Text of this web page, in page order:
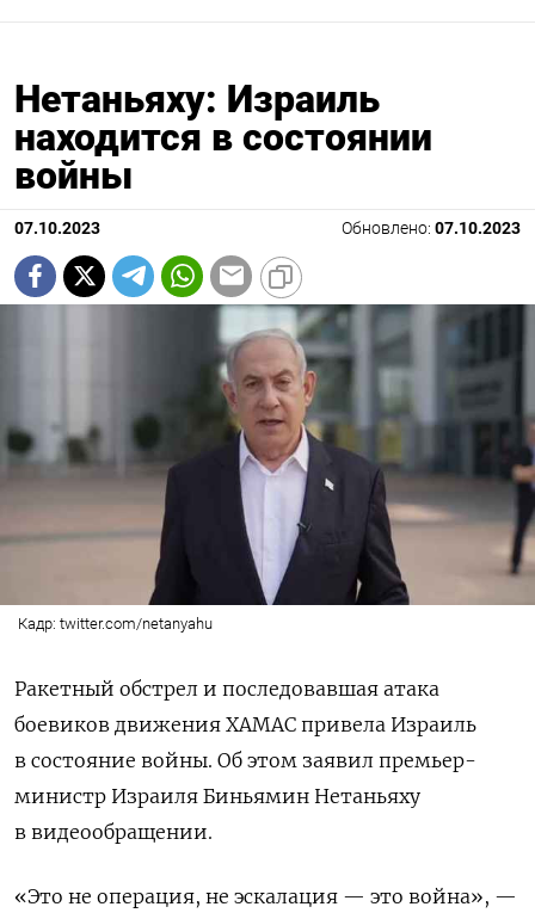
Нетаньяху: Израиль
находится в состоянии
войны
07.10.2023 Обновлено: 07.10.2023
Кадр: twitter.com/netanyahu
Ракетный обстрел и последовавшая атака
боевиков движения ХАМАС привела Израиль
в состояние войны. Об этом заявил премьер-
министр Израиля Биньямин Нетаньяху
в видеообращении.
«Это не операция, не эскалация — это война», —